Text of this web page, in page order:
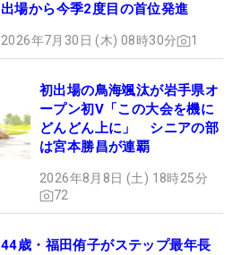
出場から今季2度目の首位発進
2026年7月30日 (木) 08時30分 1
初出場の鳥海颯汰が岩手県オ
ープン初V「この大会を機に
どんどん上に」 シニアの部
は宮本勝昌が連覇
2026年8月8日 (土) 18時25分
72
44歳・福田侑子がステップ最年長